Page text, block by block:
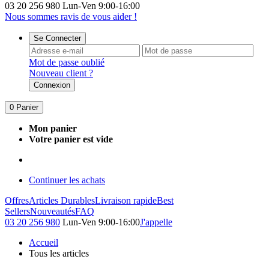
03 20 256 980 Lun-Ven 9:00-16:00
Nous sommes ravis de vous aider !
Se Connecter
Mot de passe oublié
Nouveau client ?
Connexion
0 Panier
Mon panier
Votre panier est vide
Continuer les achats
OffresArticles DurablesLivraison rapideBest
SellersNouveautésFAQ
03 20 256 980 Lun-Ven 9:00-16:00J'appelle
Accueil
Tous les articles